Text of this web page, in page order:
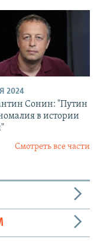
2024
Сонин: "Путин
в истории
Смотреть все части